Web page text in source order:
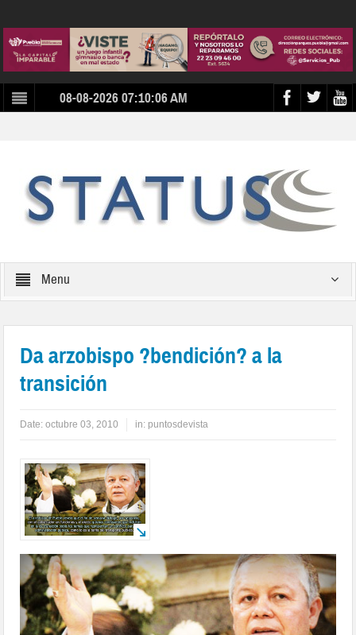
08-08-2026 07:10:06 AM
Menu
Da arzobispo ?bendición? a la
transición
Date:octubre 03, 2010 in: puntosdevista